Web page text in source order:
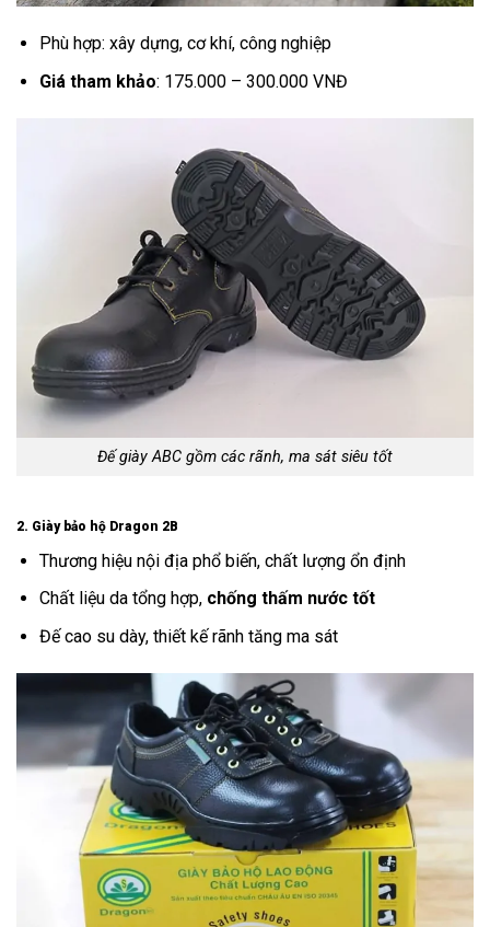
Phù hợp: xây dựng, cơ khí, công nghiệp
Giá tham khảo: 175.000 – 300.000 VNĐ
Đế giày ABC gồm các rãnh, ma sát siêu tốt
2. Giày bảo hộ Dragon 2B
Thương hiệu nội địa phổ biến, chất lượng ổn định
Chất liệu da tổng hợp, chống thấm nước tốt
Đế cao su dày, thiết kế rãnh tăng ma sát